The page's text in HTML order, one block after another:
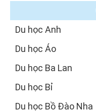
Du học Anh
Du học Áo
Du học Ba Lan
Du học Bỉ
Du học Bồ Đào Nha